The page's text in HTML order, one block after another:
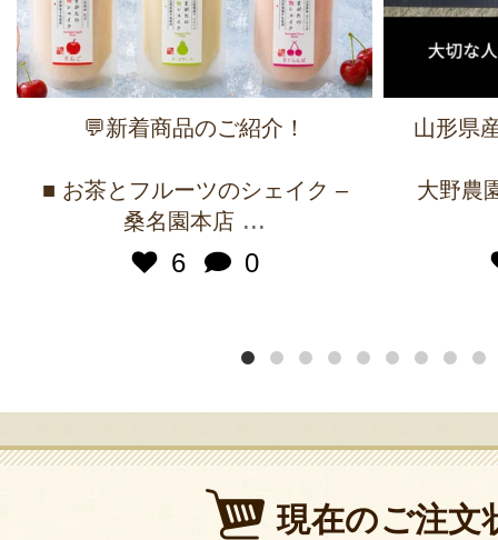
💬新着商品のご紹介！
■ お茶とフルーツのシェイク –
桑名園本店 ...
6
0
山形県
大野農
現在のご注文